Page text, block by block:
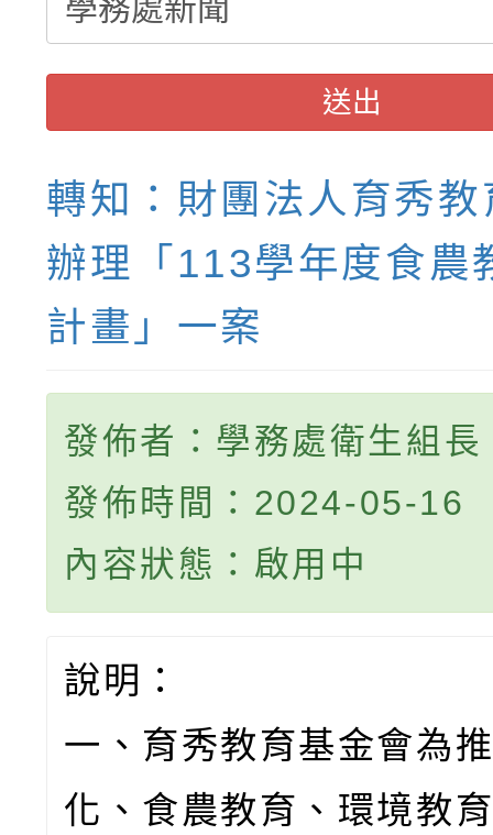
送出
轉知：財團法人育秀
辦理「113學年度食農
計畫」一案
發佈者：學務處衛生組長
發佈時間：2024-05-16
內容狀態：啟用中
說明：
一、育秀教育基金會為
化、食農教育、環境教